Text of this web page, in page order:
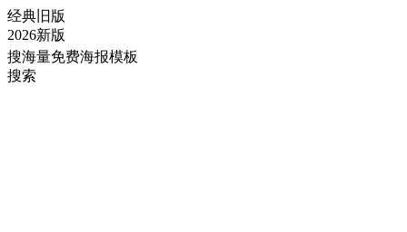
经典旧版
2026新版
搜海量免费海报模板
搜索